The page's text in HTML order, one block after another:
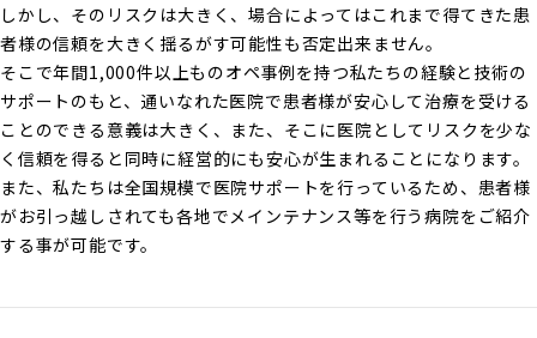
しかし、そのリスクは大きく、場合によってはこれまで得てきた患
者様の信頼を大きく揺るがす可能性も否定出来ません。
そこで年間1,000件以上ものオペ事例を持つ私たちの経験と技術の
サポートのもと、通いなれた医院で患者様が安心して治療を受ける
ことのできる意義は大きく、また、そこに医院としてリスクを少な
く信頼を得ると同時に経営的にも安心が生まれることになります。
また、私たちは全国規模で医院サポートを行っているため、患者様
がお引っ越しされても各地でメインテナンス等を行う病院をご紹介
する事が可能です。